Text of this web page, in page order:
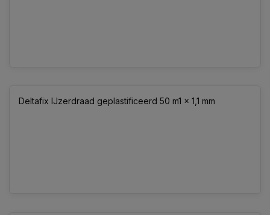
Deltafix IJzerdraad geplastificeerd 50 m1 x 1,1 mm